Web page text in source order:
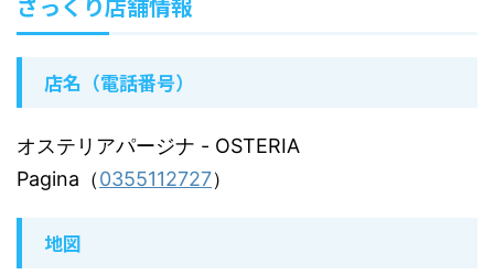
店名（電話番号）
オステリアパージナ - OSTERIA
Pagina（0355112727）
地図